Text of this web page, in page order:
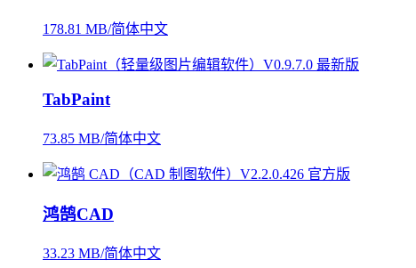
178.81 MB/简体中文
TabPaint
73.85 MB/简体中文
鸿鹄CAD
33.23 MB/简体中文